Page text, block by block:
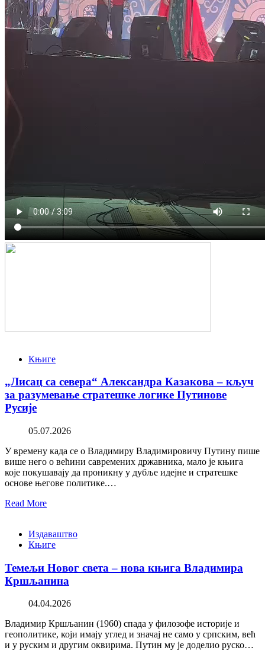
Књиге
„Лисац са севера“ Александра Казакова – кључ
за разумевање стратешке логике Путинове
Русије
05.07.2026
У времену када се о Владимиру Владимировичу Путину пише
више него о већини савремених државника, мало је књига
које покушавају да проникну у дубље идејне и стратешке
основе његове политике.…
Read More
Издаваштво
Књиге
Темељи Новог света – нова књига Владимира
Кршљанина
04.04.2026
Владимир Кршљанин (1960) спада у филозофе историје и
геополитике, који имају углед и значај не само у српским, већ
и у руским и другим оквирима. Путин му је доделио руско…